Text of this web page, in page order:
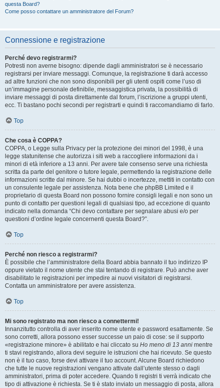
questa Board?
Come posso contattare un amministratore del Forum?
Connessione e registrazione
Perché devo registrarmi?
Potresti non averne bisogno: dipende dagli amministratori se è necessario
registrarsi per inviare messaggi. Comunque, la registrazione ti darà accesso
ad altre funzioni che non sono disponibili per gli utenti ospiti come l’uso di
un’immagine personale definibile, messaggistica privata, la possibilità di
inviare messaggi di posta direttamente dal forum, l’iscrizione a gruppi utenti,
ecc. Ti bastano pochi secondi per registrarti e quindi ti raccomandiamo di farlo.
Top
Che cosa è COPPA?
COPPA, o Legge sulla Privacy per la protezione dei minori del 1998, è una
legge statunitense che autorizza i siti web a raccogliere informazioni da i
minori di età inferiore a 13 anni. Per avere tale consenso serve una richiesta
scritta da parte del genitore o tutore legale, permettendo la registrazione delle
informazioni scritte dal minore. Se hai dubbi o incertezze, mettiti in contatto con
un consulente legale per assistenza. Nota bene che phpBB Limited e il
proprietario di questa Board non possono fornire consigli legali e non sono un
punto di contatto per questioni legali di qualsiasi tipo, ad eccezione di quanto
indicato nella domanda “Chi devo contattare per segnalare abusi e/o per
questioni d’ordine legale concernenti questa Board?”.
Top
Perché non riesco a registrarmi?
È possibile che l’amministratore della Board abbia bannato il tuo indirizzo IP
oppure vietato il nome utente che stai tentando di registrare. Può anche aver
disabilitato le registrazioni per impedire ai nuovi visitatori di registrarsi.
Contatta un amministratore per avere assistenza.
Top
Mi sono registrato ma non riesco a connettermi!
Innanzitutto controlla di aver inserito nome utente e password esattamente. Se
sono corretti, allora possono esser successe un paio di cose: se il supporto
«registrazione minore» è abilitato e hai cliccato su Ho meno di 13 anni mentre
ti stavi registrando, allora devi seguire le istruzioni che hai ricevuto. Se questo
non è il tuo caso, forse devi attivare il tuo account. Alcune Board richiedono
che tutte le nuove registrazioni vengano attivate dall’utente stesso o dagli
amministratori, prima di poter accedere. Quando ti registri ti verrà indicato che
tipo di attivazione è richiesta. Se ti è stato inviato un messaggio di posta, allora